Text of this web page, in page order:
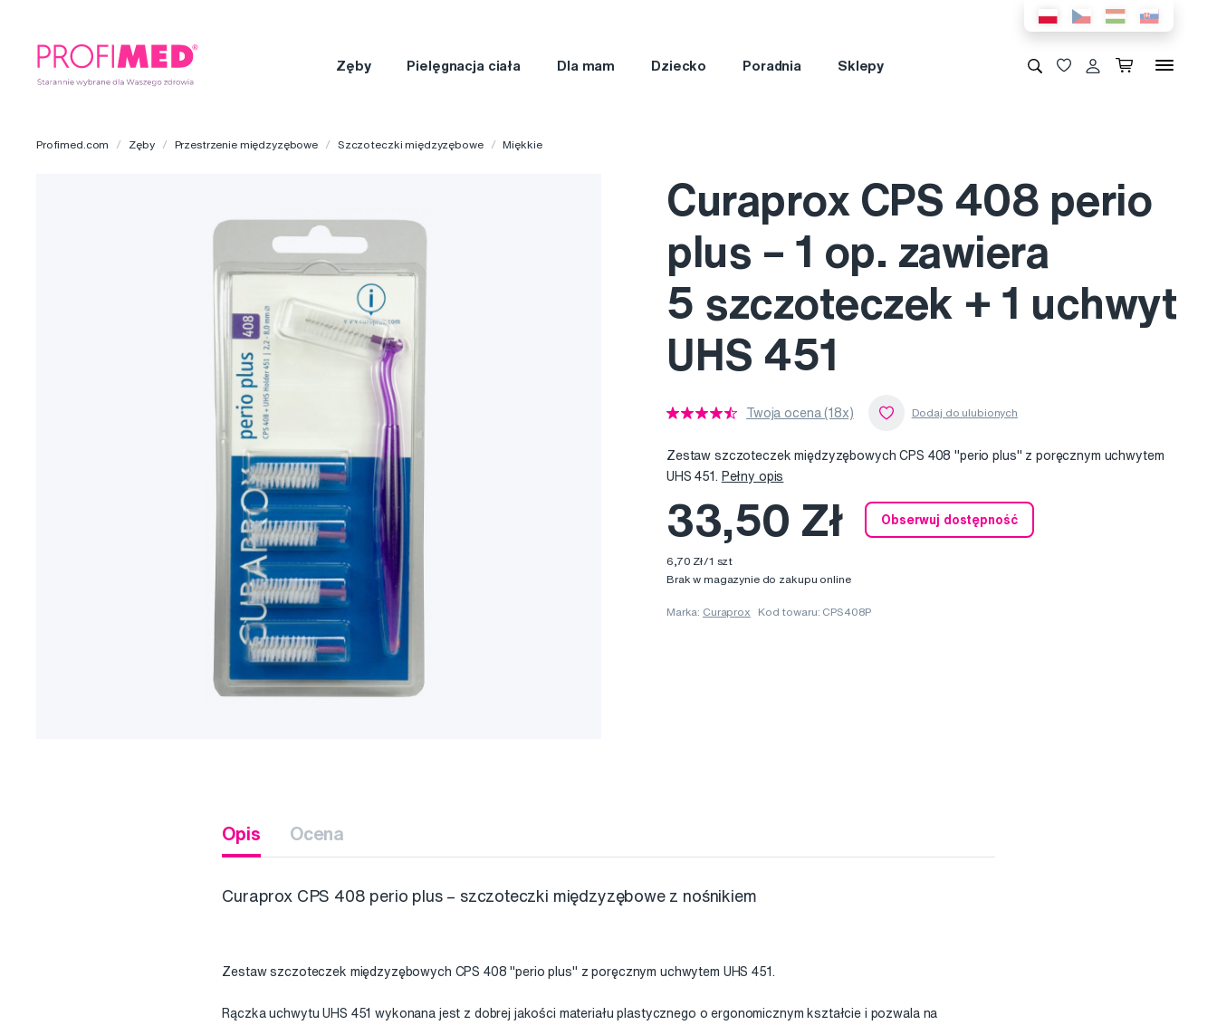
Zęby Pielęgnacja ciała Dla mam Dziecko Poradnia Sklepy
Profimed.com Zęby Przestrzenie międzyzębowe Szczoteczki międzyzębowe Miękkie
Curaprox CPS 408 perio
plus – 1 op. zawiera
5 szczoteczek + 1 uchwyt
UHS 451
Twoja ocena (18x)
Zestaw szczoteczek międzyzębowych CPS 408 "perio plus" z poręcznym uchwytem
UHS 451. Pełny opis
33,50 Zł Obserwuj dostępność
6,70 Zł/1 szt
Brak w magazynie do zakupu online
Marka: Curaprox Kod towaru: CPS408P
Opis Ocena
Curaprox CPS 408 perio plus – szczoteczki międzyzębowe z nośnikiem
Zestaw szczoteczek międzyzębowych CPS 408 "perio plus" z poręcznym uchwytem UHS 451.
Rączka uchwytu UHS 451 wykonana jest z dobrej jakości materiału plastycznego o ergonomicznym kształcie i pozwala na